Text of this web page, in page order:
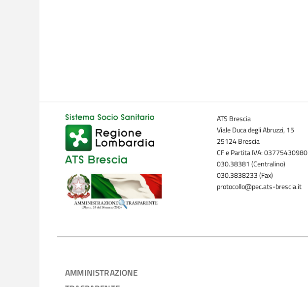
ATS Brescia
Viale Duca degli Abruzzi, 15
25124 Brescia
CF e Partita IVA: 03775430980
030.38381 (Centralino)
030.3838233 (Fax)
protocollo@pec.ats-brescia.it
AMMINISTRAZIONE